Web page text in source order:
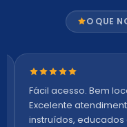
O QUE
Nota 5 de 5
Fácil acesso. Bem
Excelente
instruídos, educados